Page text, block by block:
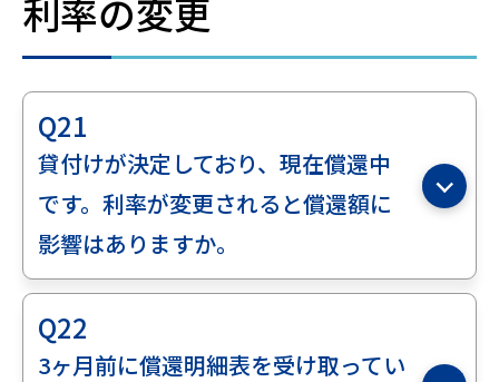
利率の変更
Q21
貸付けが決定しており、現在償還中
です。利率が変更されると償還額に
影響はありますか。
Q22
3ヶ月前に償還明細表を受け取ってい